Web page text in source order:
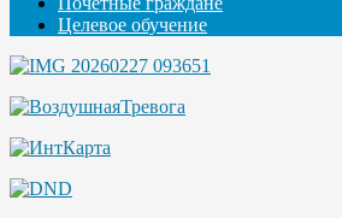
Целевое обучение